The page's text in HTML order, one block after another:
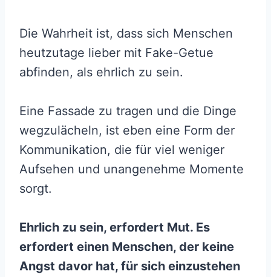
Die Wahrheit ist, dass sich Menschen
heutzutage lieber mit Fake-Getue
abfinden, als ehrlich zu sein.
Eine Fassade zu tragen und die Dinge
wegzulächeln, ist eben eine Form der
Kommunikation, die für viel weniger
Aufsehen und unangenehme Momente
sorgt.
Ehrlich zu sein, erfordert Mut. Es
erfordert einen Menschen, der keine
Angst davor hat, für sich einzustehen